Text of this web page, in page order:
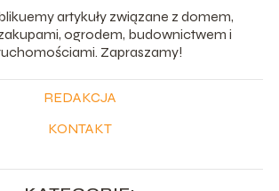
artykuły związane z domem,
ogrodem, budownictwem i
Zapraszamy!
REDAKCJA
KONTAKT